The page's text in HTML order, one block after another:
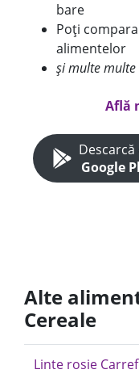
bare
Poți
alimentelor
și multe multe
Află
Descarcă
Google
Alte
Cereale
Linte rosie